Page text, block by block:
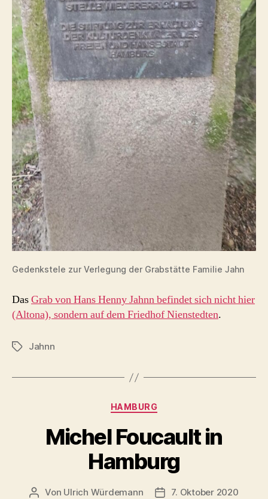
Gedenkstele zur Verlegung der Grabstätte Familie Jahn
DasGrab von Hans Henny Jahnn befindet sich nicht hier
(Altona), sondern auf dem Friedhof Nienstedten.
Schlagwörter
Jahnn
Kategorien
HAMBURG
Michel Foucault in
Hamburg
Beitragsautor
Von Ulrich Würdemann Beitragsdatum
7. Oktober 2020